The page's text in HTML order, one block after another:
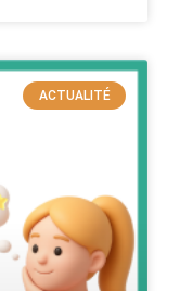
ACTUALITÉ